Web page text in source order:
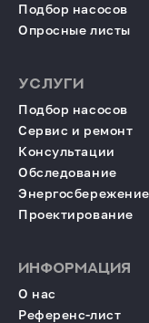
Подбор насосов
Опросные листы
УСЛУГИ
Подбор насосов
Сервис и ремонт
Консультации
Обследование
Энергосбережение
Проектирование
ИНФОРМАЦИЯ
О нас
Референс-лист